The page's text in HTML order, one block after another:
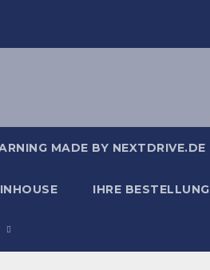
MADE BY NEXTDRIVE.DE
IHRE BESTELLUNG